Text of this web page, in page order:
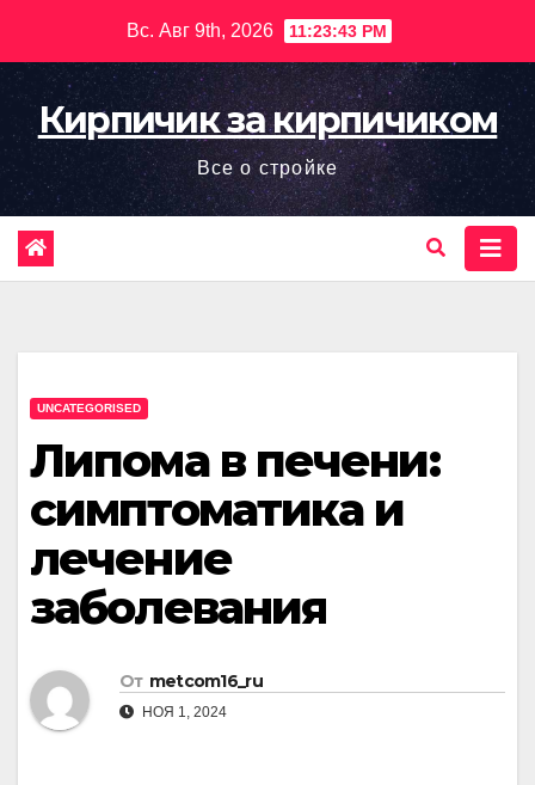
содержимому
Вс. Авг 9th, 2026 11:23:44 PM
Кирпичик за кирпичиком
Все о стройке
UNCATEGORISED
Липома в печени:
симптоматика и
лечение
заболевания
От metcom16_ru
НОЯ 1, 2024